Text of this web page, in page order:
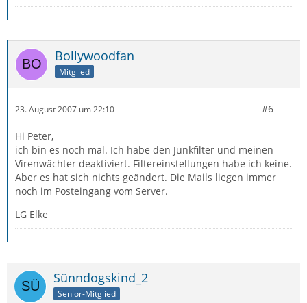
Bollywoodfan
Mitglied
23. August 2007 um 22:10 #6
Hi Peter,
ich bin es noch mal. Ich habe den Junkfilter und meinen
Virenwächter deaktiviert. Filtereinstellungen habe ich keine.
Aber es hat sich nichts geändert. Die Mails liegen immer
noch im Posteingang vom Server.
LG Elke
Sünndogskind_2
Senior-Mitglied